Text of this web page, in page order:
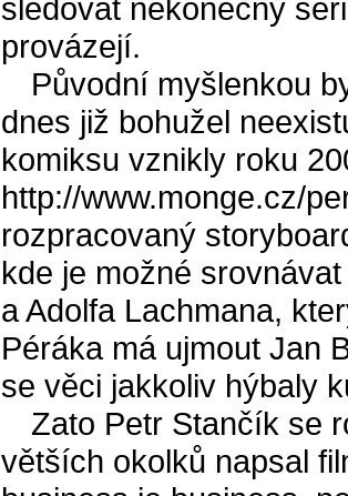
sledovat nekonečný
provázejí.
Původní myšlenkou
dnes již bohužel
komiksu vznikly roku
http://www.monge.cz/
rozpracovaný
kde je možné
a Adolfa Lachmana,
Péráka má ujmout Jan
se věci jakkoliv hýbaly
Zato Petr Stančík se
větších okolků napsal